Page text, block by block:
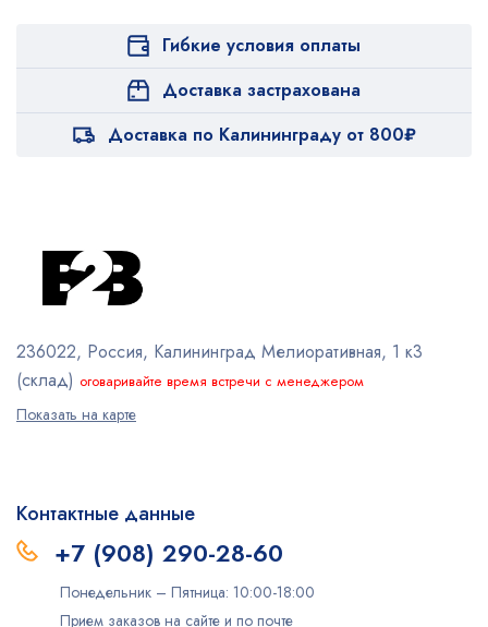
Гибкие условия оплаты
Доставка застрахована
Доставка по Калининграду от 800₽
236022, Россия, Калининград Мелиоративная, 1 к3
(склад) оговаривайте время встречи с менеджером
Показать на карте
Контактные данные
+7 (908) 290-28-60
Понедельник – Пятница: 10:00-18:00
Прием заказов на сайте и по почте